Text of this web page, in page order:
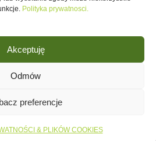
Polityka prywatnosci.
Akceptuję
Odmów
preferencje
& PLIKÓW COOKIES